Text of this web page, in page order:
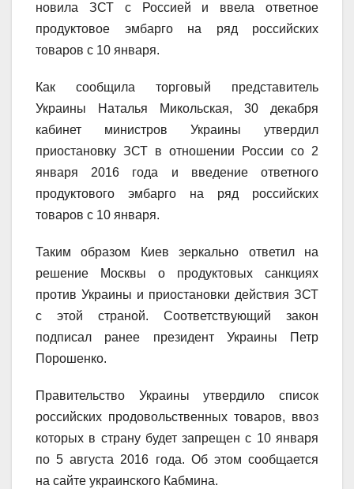
новила ЗСТ с Россией и ввела ответное
продуктовое эмбарго на ряд российских
товаров с 10 января.
Как сообщила торговый представитель
Украины Наталья Микольская, 30 декабря
кабинет министров Украины утвердил
приостановку ЗСТ в отношении России со 2
января 2016 года и введение ответного
продуктового эмбарго на ряд российских
товаров с 10 января.
Таким образом Киев зеркально ответил на
решение Москвы о продуктовых санкциях
против Украины и приостановки действия ЗСТ
с этой страной. Соответствующий закон
подписал ранее президент Украины Петр
Порошенко.
Правительство Украины утвердило список
российских продовольственных товаров, ввоз
которых в страну будет запрещен с 10 января
по 5 августа 2016 года. Об этом сообщается
на сайте украинского Кабмина.